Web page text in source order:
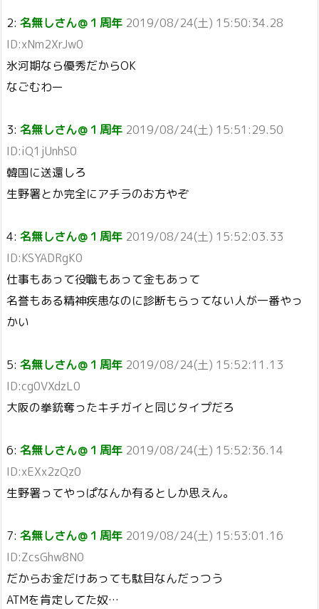
2: 名無しさん＠１周年 2019/08/24(土) 15:50:34.28
ID:xNm2XrJw0
氷河期なら優秀だからOK
なごむわー
3: 名無しさん＠１周年 2019/08/24(土) 15:51:29.50
ID:iQ1jUnhS0
韓国に送還しろ
生野署とか完全にアチラのお方やぞ
4: 名無しさん＠１周年 2019/08/24(土) 15:52:03.33
ID:KSYADRgK0
仕事もあって役職もあって金もあって
名誉もある精神疾患なのに診断もらってない人が一番やっ
かい
5: 名無しさん＠１周年 2019/08/24(土) 15:52:11.13
ID:cg0VXdzL0
大阪の拳銃奪ったキチガイと同じタイプだろ
6: 名無しさん＠１周年 2019/08/24(土) 15:52:36.14
ID:xEXx2zQz0
生野署ってやっぱなんか有るとしか思えん。
7: 名無しさん＠１周年 2019/08/24(土) 15:53:01.16
ID:ZcsGhw8N0
だからお金だけあっても駄目なんだっつう
ATMを肯定してた奴…